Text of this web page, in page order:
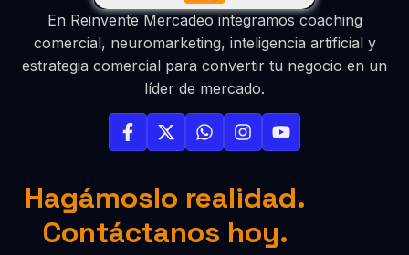
En Reinvente Mercadeo integramos coaching
comercial, neuromarketing, inteligencia artificial y
estrategia comercial para convertir tu negocio en un
líder de mercado.
Hagámoslo realidad.
Contáctanos hoy.